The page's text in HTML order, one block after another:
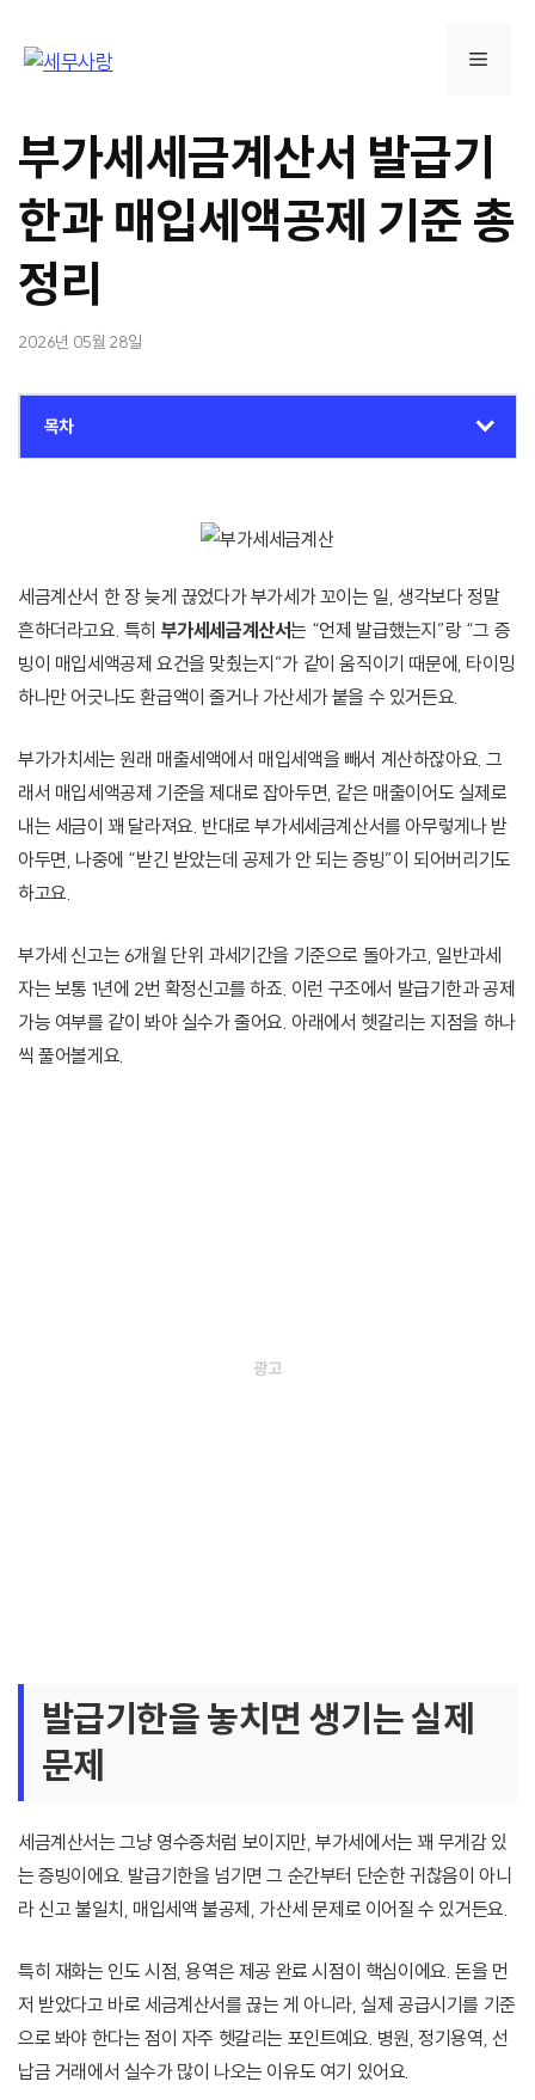
메
뉴
부가세세금계산서 발급기
한과 매입세액공제 기준 총
정리
2026년 05월 28일
목차
세금계산서 한 장 늦게 끊었다가 부가세가 꼬이는 일, 생각보다 정말
흔하더라고요. 특히 부가세세금계산서는 “언제 발급했는지”랑 “그 증
빙이 매입세액공제 요건을 맞췄는지”가 같이 움직이기 때문에, 타이밍
하나만 어긋나도 환급액이 줄거나 가산세가 붙을 수 있거든요.
부가가치세는 원래 매출세액에서 매입세액을 빼서 계산하잖아요. 그
래서 매입세액공제 기준을 제대로 잡아두면, 같은 매출이어도 실제로
내는 세금이 꽤 달라져요. 반대로 부가세세금계산서를 아무렇게나 받
아두면, 나중에 “받긴 받았는데 공제가 안 되는 증빙”이 되어버리기도
하고요.
부가세 신고는 6개월 단위 과세기간을 기준으로 돌아가고, 일반과세
자는 보통 1년에 2번 확정신고를 하죠. 이런 구조에서 발급기한과 공제
가능 여부를 같이 봐야 실수가 줄어요. 아래에서 헷갈리는 지점을 하나
씩 풀어볼게요.
발급기한을 놓치면 생기는 실제
문제
세금계산서는 그냥 영수증처럼 보이지만, 부가세에서는 꽤 무게감 있
는 증빙이에요. 발급기한을 넘기면 그 순간부터 단순한 귀찮음이 아니
라 신고 불일치, 매입세액 불공제, 가산세 문제로 이어질 수 있거든요.
특히 재화는 인도 시점, 용역은 제공 완료 시점이 핵심이에요. 돈을 먼
저 받았다고 바로 세금계산서를 끊는 게 아니라, 실제 공급시기를 기준
으로 봐야 한다는 점이 자주 헷갈리는 포인트예요. 병원, 정기용역, 선
납금 거래에서 실수가 많이 나오는 이유도 여기 있어요.